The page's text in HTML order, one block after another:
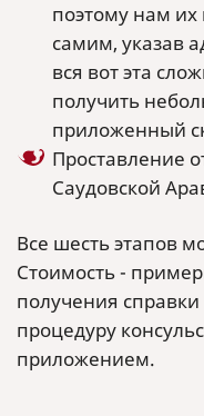
поэтому нам их
самим, указав
вся вот эта
получить
приложенный
Проставление
Саудовской
Все шесть этапов
Стоимость -
получения
процедуру
приложением.